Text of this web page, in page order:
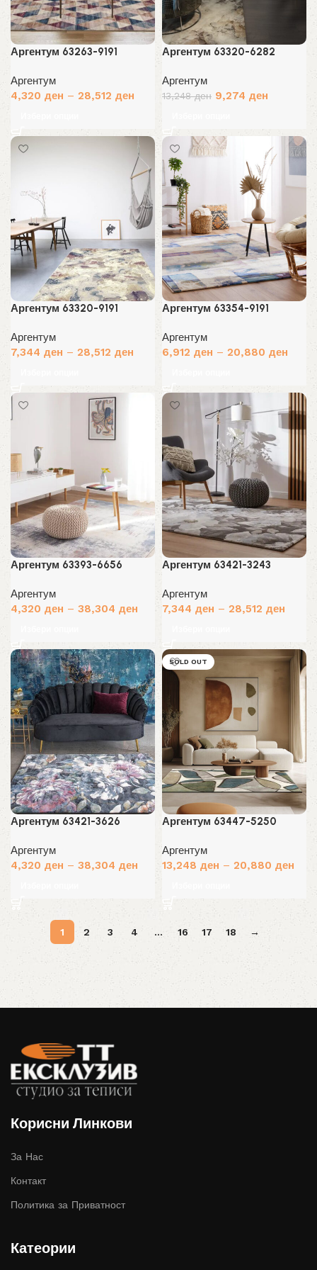
Аргентум 63263-9191
Аргентум
4,320 ден – 28,512 ден
Аргентум 63320-6282
Аргентум
13,248ден Original
13,248 ден.
9,274 ден
9,274
Аргентум 63320-9191
Аргентум
7,344 ден – 28,512 ден
Аргентум 63354-9191
Аргентум
6,912 ден – 20,880 ден
Аргентум 63393-6656
Аргентум
4,320 ден – 38,304 ден
Аргентум 63421-3243
Аргентум
7,344 ден – 28,512 ден
Аргентум 63421-3626
Аргентум
4,320 ден – 38,304 ден
SOLD OUT
Аргентум 63447-5250
Аргентум
13,248 ден – 20,880 ден
1 2 3 4 … 16 17 18 →
Корисни Линкови
За Нас
Контакт
Политика за Приватност
Катеории